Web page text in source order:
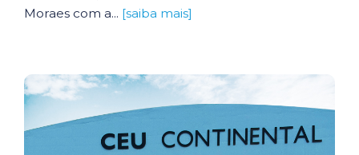
Moraes com a... [saiba mais]